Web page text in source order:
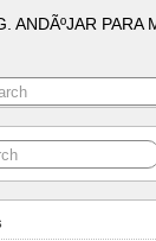
ANDÃºJAR PARA